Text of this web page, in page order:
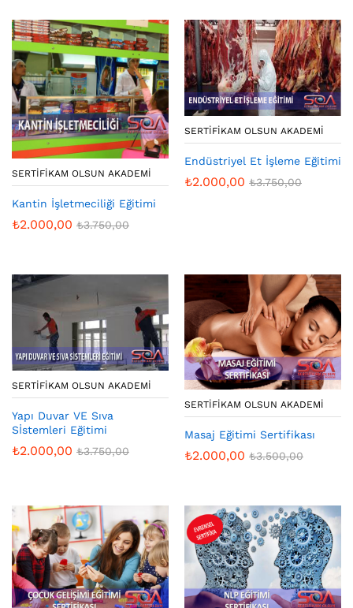
SERTIFIKAM OLSUN AKADEMI
Kantin İşletmeciliği Eğitimi
₺2.000,00 ₺3.750,00
SERTIFIKAM OLSUN AKADEMI
Endüstriyel Et İşleme Eğitimi
₺2.000,00 ₺3.750,00
SERTIFIKAM OLSUN AKADEMI
Yapı Duvar VE Sıva
Sİstemleri Eğitimi
₺2.000,00 ₺3.750,00
SERTIFIKAM OLSUN AKADEMI
Masaj Eğitimi Sertifikası
₺2.000,00 ₺3.500,00